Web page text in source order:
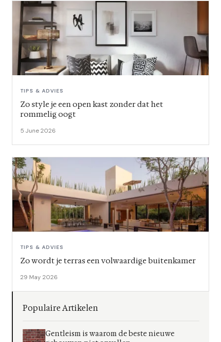
TIPS & ADVIES
Zo style je een open kast zonder dat het
rommelig oogt
5 June 2026
TIPS & ADVIES
Zo wordt je terras een volwaardige buitenkamer
29 May 2026
Populaire Artikelen
Gentleism is waarom de beste nieuwe